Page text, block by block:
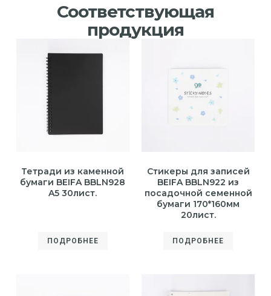
Соответствующая
продукция
Тетради из каменной
бумаги BEIFA BBLN928
A5 30лист.
ПОДРОБНЕЕ
Стикеры для записей
BEIFA BBLN922 из
посадочной семенной
бумаги 170*160мм
20лист.
ПОДРОБНЕЕ